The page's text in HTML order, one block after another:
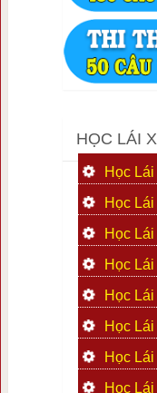
HỌC LÁI
Học
Học
Học
Học
Học
Học
Học
Học